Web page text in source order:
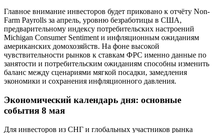
Главное внимание инвесторов будет приковано к отчёту Non-
Farm Payrolls за апрель, уровню безработицы в США,
предварительному индексу потребительских настроений
Michigan Consumer Sentiment и инфляционным ожиданиям
американских домохозяйств. На фоне высокой
чувствительности рынков к ставкам ФРС именно данные по
занятости и потребительским ожиданиям способны изменить
баланс между сценариями мягкой посадки, замедления
экономики и сохранения инфляционного давления.
Экономический календарь дня: основные
события 8 мая
Для инвесторов из СНГ и глобальных участников рынка